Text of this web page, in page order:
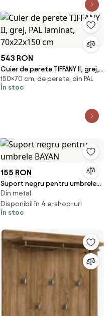
543 RON
Cuier de perete TIFFANY II, grej,
PAL laminat, 70x22x150 cm
150×70 cm, de perete, din PAL
În stoc
155 RON
Suport negru pentru umbrele
BAYAN
Din metal
Disponibil în 4 e-shop-uri
În stoc